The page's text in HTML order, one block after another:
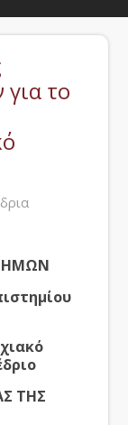
το
ΤΗΣ